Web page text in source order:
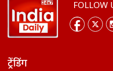
FOLLOW
ट्रेंडिंग